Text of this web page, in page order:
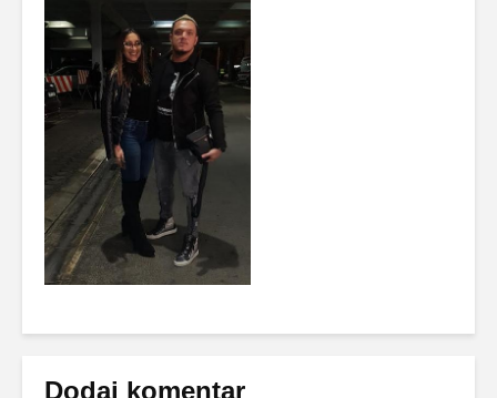
Dodaj komentar